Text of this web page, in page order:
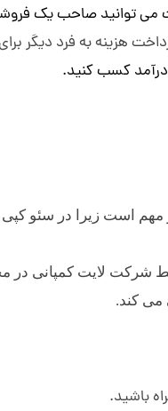
می توانید صاحب یک
هزینه به فرد دیگر
کسب کنید.
مهم است زیرا در سئو
شرکت لایت کمپانی در
کند.
باشید.